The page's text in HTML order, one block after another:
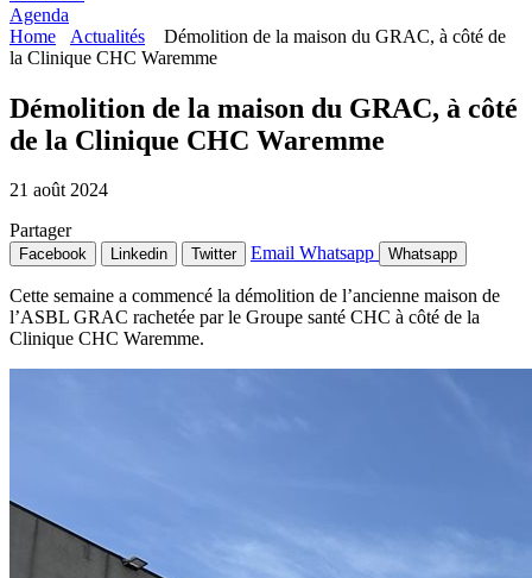
Agenda
Home
Actualités
Démolition de la maison du GRAC, à côté de
la Clinique CHC Waremme
Démolition de la maison du GRAC, à côté
de la Clinique CHC Waremme
21 août 2024
Partager
Facebook Linkedin Twitter Email Whatsapp Whatsapp
Cette semaine a commencé la démolition de l’ancienne maison de
l’ASBL GRAC rachetée par le Groupe santé CHC à côté de la
Clinique CHC Waremme.